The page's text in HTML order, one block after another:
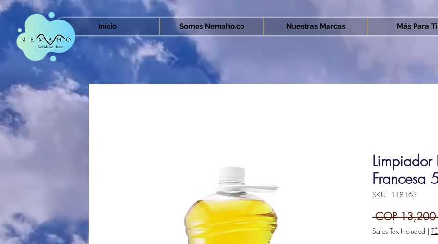
Inicio Somos Nemaho.co Nuestras Marcas Más Para
Limpiador
Francesa
SKU: 118163
COP
Sales Tax Included |